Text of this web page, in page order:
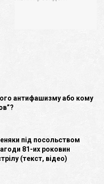
антифашизму або кому
під посольством
81-их роковин
(текст, відео)